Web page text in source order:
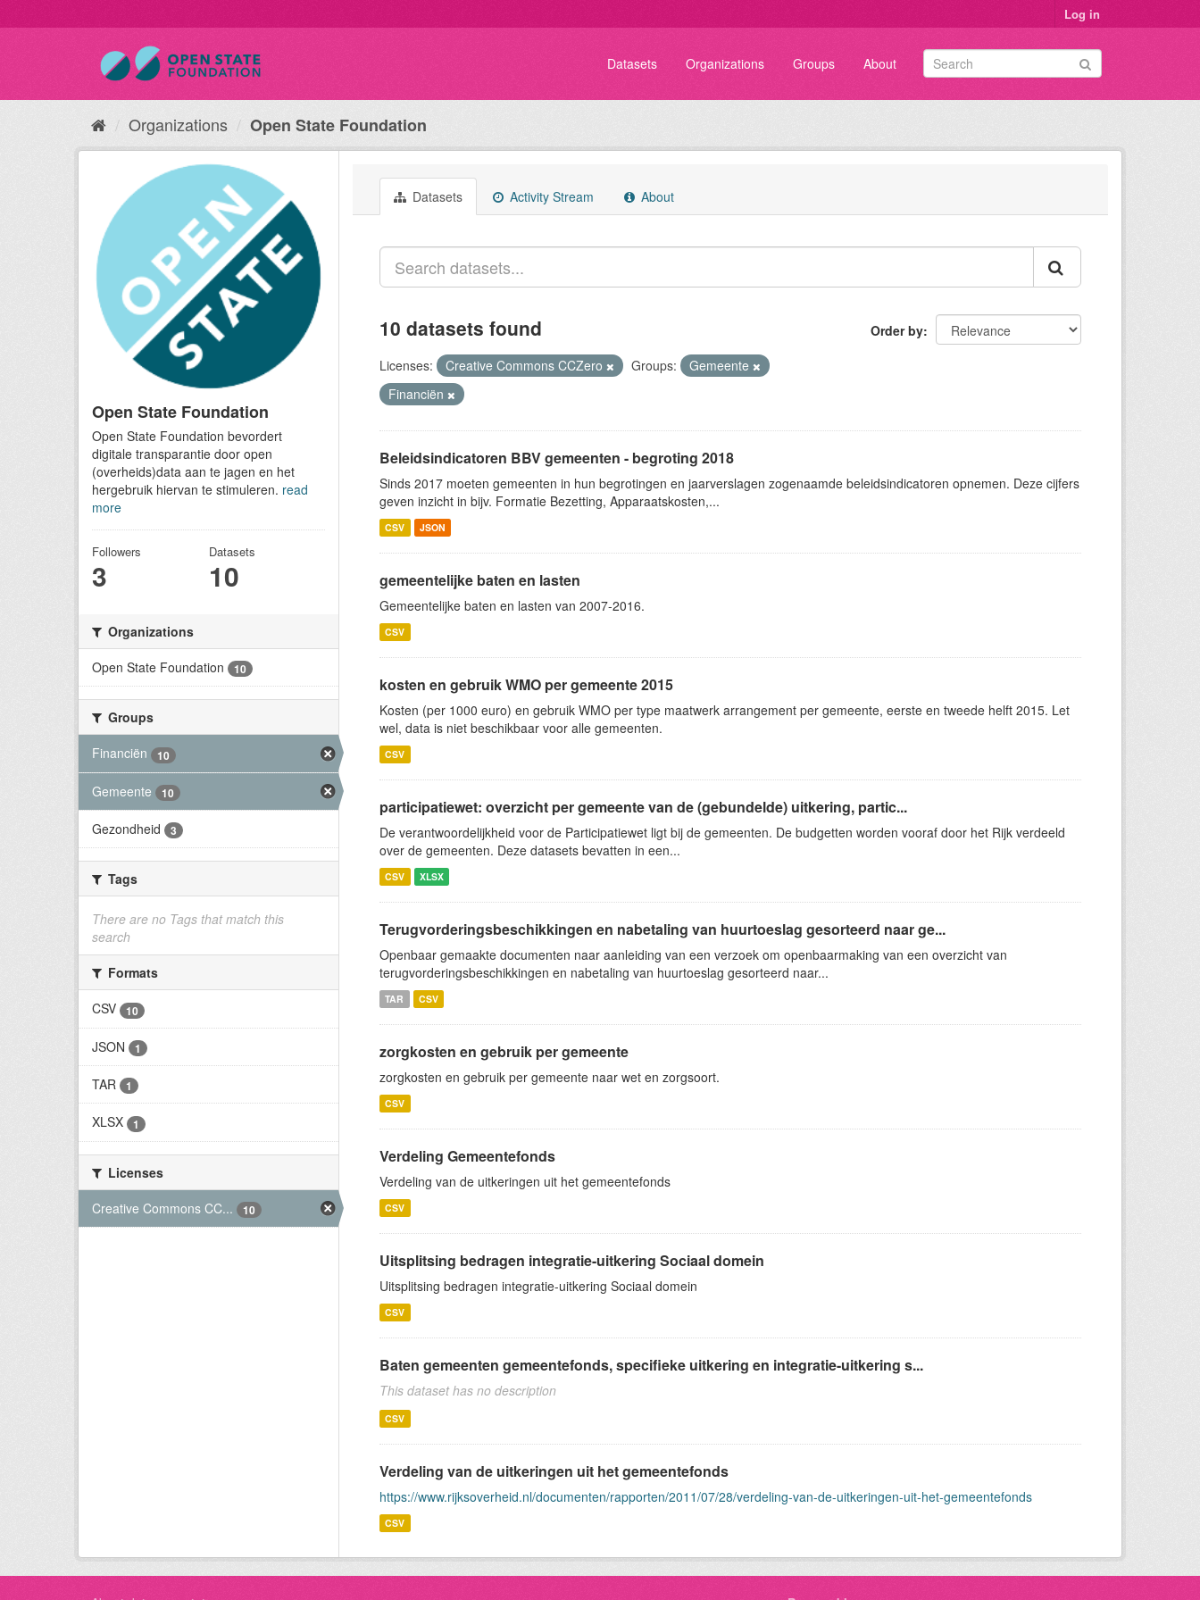
Log in
Datasets Organizations Groups About
Organizations Open State Foundation
Open State Foundation
Open State Foundation bevordert
digitale transparantie door open
(overheids)data aan te jagen en het
hergebruik hiervan te stimuleren. read
more
Followers
3
Datasets
10
Organizations
Open State Foundation
10
Groups
Financiën
10
Gemeente 10
Gezondheid 3
Tags
There are no Tags that match this
search
Formats
CSV
10
JSON 1
TAR 1
XLSX 1
Licenses
Creative Commons CC...
10
Datasets Activity Stream About
Order by
10 datasets found
Licenses: Creative Commons CCZero Groups:
Gemeente
Financiën
Beleidsindicatoren BBV gemeenten - begroting 2018
Sinds 2017 moeten gemeenten in hun begrotingen en jaarverslagen zogenaamde beleidsindicatoren opnemen. Deze cijfers
geven inzicht in bijv. Formatie Bezetting, Apparaatskosten,...
CSV JSON
gemeentelijke baten en lasten
Gemeentelijke baten en lasten van 2007-2016.
CSV
kosten en gebruik WMO per gemeente 2015
Kosten (per 1000 euro) en gebruik WMO per type maatwerk arrangement per gemeente, eerste en tweede helft 2015. Let
wel, data is niet beschikbaar voor alle gemeenten.
CSV
participatiewet: overzicht per gemeente van de (gebundelde) uitkering, partic...
De verantwoordelijkheid voor de Participatiewet ligt bij de gemeenten. De budgetten worden vooraf door het Rijk verdeeld
over de gemeenten. Deze datasets bevatten in een...
CSV XLSX
Terugvorderingsbeschikkingen en nabetaling van huurtoeslag gesorteerd naar ge...
Openbaar gemaakte documenten naar aanleiding van een verzoek om openbaarmaking van een overzicht van
terugvorderingsbeschikkingen en nabetaling van huurtoeslag gesorteerd naar...
TAR CSV
zorgkosten en gebruik per gemeente
zorgkosten en gebruik per gemeente naar wet en zorgsoort.
CSV
Verdeling Gemeentefonds
Verdeling van de uitkeringen uit het gemeentefonds
CSV
Uitsplitsing bedragen integratie-uitkering Sociaal domein
Uitsplitsing bedragen integratie-uitkering Sociaal domein
CSV
Baten gemeenten gemeentefonds, specifieke uitkering en integratie-uitkering s...
This dataset has no description
CSV
Verdeling van de uitkeringen uit het gemeentefonds
https://www.rijksoverheid.nl/documenten/rapporten/2011/07/28/verdeling-van-de-uitkeringen-uit-het-gemeentefonds
CSV